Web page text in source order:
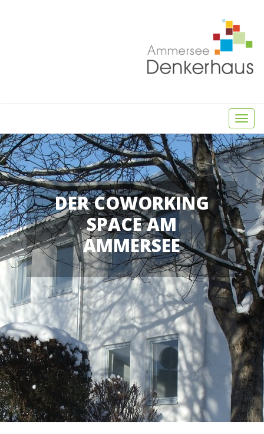
Toggle
DER COWORKING
SPACE AM
AMMERSEE